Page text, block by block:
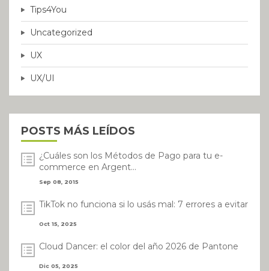
Tips4You
Uncategorized
UX
UX/UI
POSTS MÁS LEÍDOS
¿Cuáles son los Métodos de Pago para tu e-
commerce en Argent...
Sep 08, 2015
TikTok no funciona si lo usás mal: 7 errores a evitar
Oct 15, 2025
Cloud Dancer: el color del año 2026 de Pantone
Dic 05, 2025